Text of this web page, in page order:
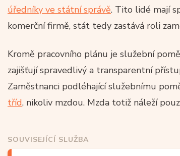
úředníky ve státní správě. Tito lidé mají
komerční firmě, stát tedy zastává roli
Kromě pracovního plánu je služební
zajišťují spravedlivý a transparentní
Zaměstnanci podléhající služebnímu
tříd, nikoliv mzdou. Mzda totiž náleží
SOUVISEJÍCÍ SLUŽBA